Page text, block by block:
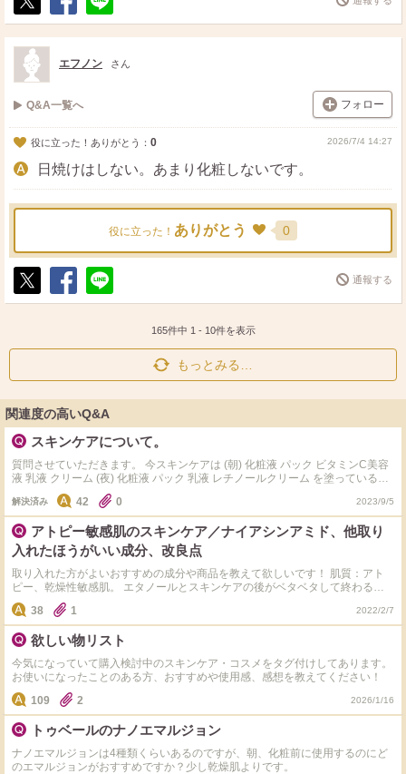
ポ
ス
ト
シ
ェ
送
る
エフノン さん
Q&A一覧へ フォロー
役に立った！ありがとう： 0 2026/7/4 14:27
日焼けはしない。あまり化粧しないです。
役に立った！ ありがとう 0
ポ
シ
送
通報する
165件中 1 - 10件を表示
もっとみる…
関連度の高いQ&A
スキンケアについて。
質問させていただきます。 今スキンケアは (朝) 化粧液 パック ビタミンC美容
液 乳液 クリーム (夜) 化粧液 パック 乳液 レチノールクリーム を塗っているの
ですが、 化粧液はすぐ浸透するものの、 その他はすぐ浸透せず、 次のステッ
プに進んでいいのか わからなかったため 質問させていただきました。 みなさ
んはどうしていますか？ ベタベタ？していても (前の液？が残っていても) 次
のステップに進んで良いのでしょうか？ わかりずらくてすみません。 わかり
やすく言い換えると、 例えばパックの水分が残っていても 乳液や美容液を上
から塗って良いのか？ です。 どのタイミングで次のスキンケアに 移るのか知
りたいです。
解決済み 42 0 2023/9/5
アトピー敏感肌のスキンケア／ナイアシンアミド、他取り
入れたほうがいい成分、改良点
取り入れた方がよいおすすめの成分や商品を教えて欲しいです！ 肌質：アト
ピー、乾燥性敏感肌。 エタノールとスキンケアの後がベタベタして終わるの
が苦手。 【現在の夜のスキンケア】 ①ヒトプラセンタジェル 数分放置した方
がいいらしいが、すぐに乾燥を感じる。 ②①の乾燥を和らげるためにトゥヴェ
ールのGAバランシングローションをスプレーにしてミスト化粧水orアイプリ
ーナのミスト化粧水（アミノ酸系シンプルミスト）を振りかけて、数分待つ。
③鎮静系の化粧水（ワンシングのドクダミ、ATPローション）を数回に分けて
パッティング ④アミノリセのライスセラミド美容液+ダーマトリ シカセラム
アンプル ⑤ベーテル保湿ローション+セタフィル 以上が基本的なスキンケアで
す。 保湿+抗炎症をメインにして構成してます。 終わった後は凄くさっぱりし
てるけど、乾燥は感じなく朝までその状態が保たれます。たまに別の美容液や
レチノールクリーム、エステル系のバームを足してみたり引いてみたりして調
節しています。 肌の水分量が慢性的に足りない状態が続いていたので、保湿
というか保水をメインにおいています。値段より成分をみてよさそうなものを
見繕っておりライン使いはしてません。継続できる金額のものを買おうと心が
38 1 2022/2/7
欲しい物リスト
今気になっていて購入検討中のスキンケア・コスメをタグ付けしてあります。
お使いになったことのある方、おすすめや使用感、感想を教えてください！
109
2 2026/1/16
トゥベールのナノエマルジョン
ナノエマルジョンは4種類くらいあるのですが、朝、化粧前に使用するのにど
のエマルジョンがおすすめですか？少し乾燥肌よりです。